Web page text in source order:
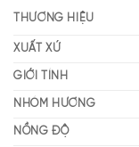
THƯƠNG HIỆU
XUẤT XỨ
GIỚI TÍNH
NHÓM HƯƠNG
NỒNG ĐỘ